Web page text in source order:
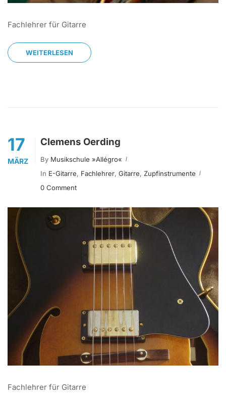
Fachlehrer für Gitarre
WEITERLESEN
17
MÄRZ
Clemens Oerding
By Musikschule »allégro«
In E-Gitarre, Fachlehrer, Gitarre, Zupfinstrumente
0 Comment
Fachlehrer für Gitarre